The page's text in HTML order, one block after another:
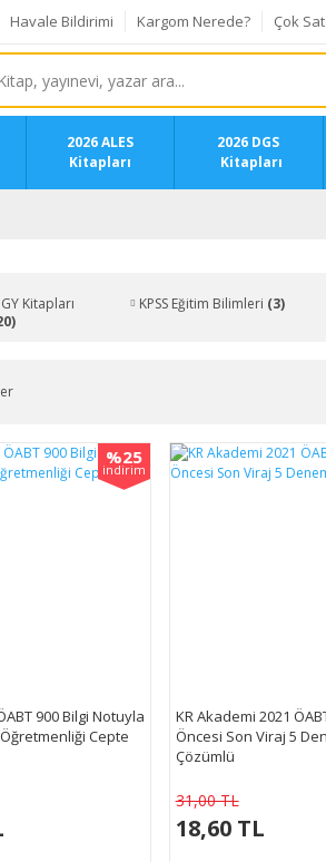
Havale Bildirimi Kargom Nerede? Çok
2026 ALES
Kitapları
2026 DGS
Kitapları
GY Kitapları
KPSS Eğitim Bilimleri (3)
%25
indirim
900 Bilgi Notuyla
Cepte
KR Akademi 2021
Öncesi Son Viraj 5
Çözümlü
31,00 TL
18,60 TL